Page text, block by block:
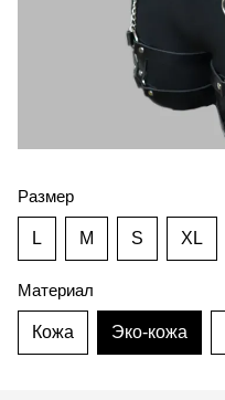
Размер
L M S XL
Материал
Кожа Эко-кожа